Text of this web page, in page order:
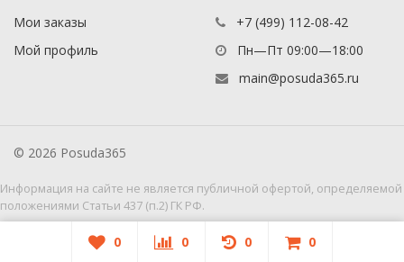
Мои заказы
Мой профиль
+7 (499) 112-08-42
Пн—Пт 09:00—18:00
main@posuda365.ru
© 2026 Posuda365
Информация на сайте не является публичной офертой, определяемой
положениями Статьи 437 (п.2) ГК РФ.
0 0 0 0